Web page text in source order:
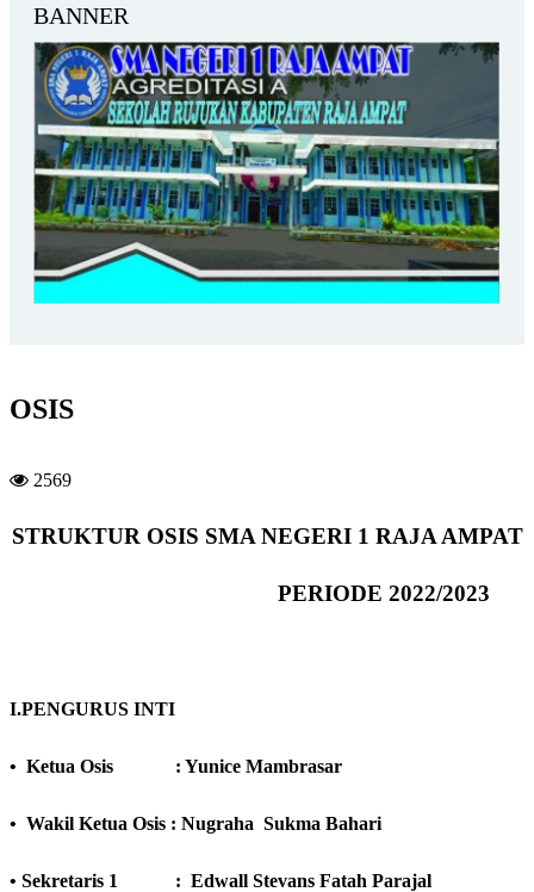
BANNER
OSIS
2569
STRUKTUR OSIS SMA NEGERI 1 RAJA AMPAT
PERIODE 2022/2023
I.PENGURUS INTI
• Ketua Osis : Yunice Mambrasar
• Wakil Ketua Osis : Nugraha Sukma Bahari
• Sekretaris 1 : Edwall Stevans Fatah Parajal